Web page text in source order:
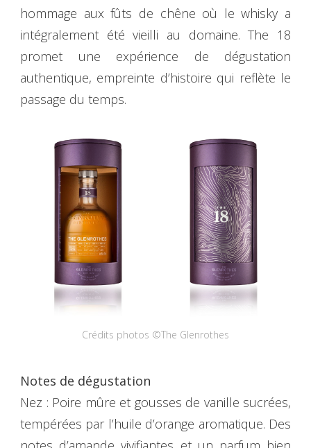
hommage aux fûts de chêne où le whisky a
intégralement été vieilli au domaine. The 18
promet une expérience de dégustation
authentique, empreinte d’histoire qui reflète le
passage du temps.
Crédits photos ©The Glenrothes
Notes de dégustation
Nez : Poire mûre et gousses de vanille sucrées,
tempérées par l’huile d’orange aromatique. Des